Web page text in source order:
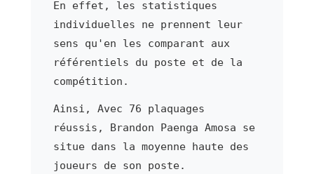
En effet, les statistiques
individuelles ne prennent leur
sens qu'en les comparant aux
référentiels du poste et de la
compétition.
Ainsi, Avec 76 plaquages
réussis, Brandon Paenga Amosa se
situe dans la moyenne haute des
joueurs de son poste.